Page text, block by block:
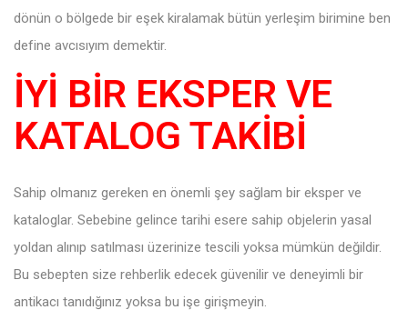
dönün o bölgede bir eşek kiralamak bütün yerleşim birimine ben
define avcısıyım demektir.
İYİ BİR EKSPER VE
KATALOG TAKİBİ
Sahip olmanız gereken en önemli şey sağlam bir eksper ve
kataloglar. Sebebine gelince tarihi esere sahip objelerin yasal
yoldan alınıp satılması üzerinize tescili yoksa mümkün değildir.
Bu sebepten size rehberlik edecek güvenilir ve deneyimli bir
antikacı tanıdığınız yoksa bu işe girişmeyin.